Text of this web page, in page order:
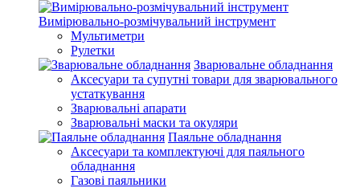
Вимірювально-розмічувальний інструмент
Мультиметри
Рулетки
Зварювальне обладнання
Аксесуари та супутні товари для зварювального
устаткування
Зварювальні апарати
Зварювальні маски та окуляри
Паяльне обладнання
Аксесуари та комплектуючі для паяльного
обладнання
Газові паяльники